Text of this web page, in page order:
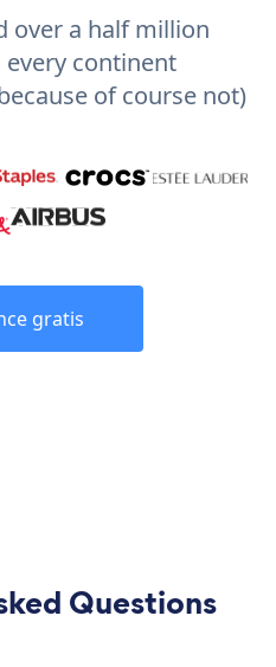
over a half million
every continent
of course not)
gratis
Questions